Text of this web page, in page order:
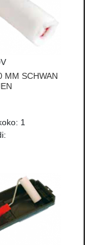
MM SCHWAN
1